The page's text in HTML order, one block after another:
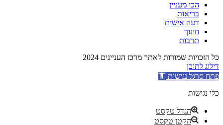
הכי מעניין
בריאות
דעה אישית
חינוך
תרבות
כל הזכויות שמורות לאתר מרכז העניינים 2024
דילוג לתוכן
פתח סרגל נגישות
כלי נגישות
הגדל טקסט
הקטן טקסט